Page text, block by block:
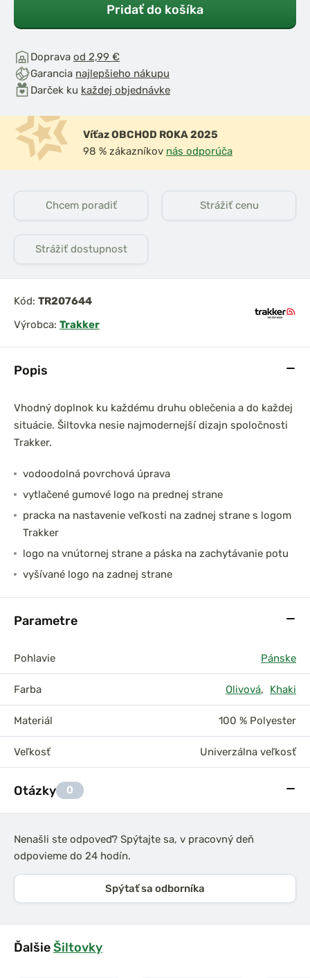
Popis
Vhodný doplnok ku každému druhu oblečenia a do každej
situácie. Šiltovka nesie najmodernejší dizajn spoločnosti
Trakker.
vodoodolná povrchová úprava
vytlačené gumové logo na prednej strane
pracka na nastavenie veľkosti na zadnej strane s logom
Trakker
logo na vnútornej strane a páska na zachytávanie potu
vyšívané logo na zadnej strane
Parametre
Pohlavie Pánske
Farba Olivová, Khaki
Materiál 100 % Polyester
Veľkosť Univerzálna veľkosť
Otázky 0
Nenašli ste odpoveď? Spýtajte sa, v pracovný deň
odpovieme do 24 hodín.
Spýtať sa odborníka
ĎalšieŠiltovky
Pridať do košíka
Doprava od 2,99 €
Garancia najlepšieho nákupu
Darček ku každej objednávke
Víťaz OBCHOD ROKA 2025
98 % zákazníkov nás odporúča
Chcem poradiť Strážiť cenu
Strážiť dostupnost
Kód: TR207644
Výrobca: Trakker